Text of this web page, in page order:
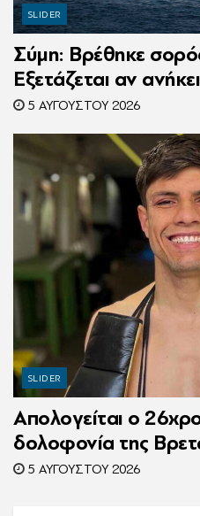
SLIDER
Σύμη: Βρέθηκε
Εξετάζεται αν
Γερμανό τουρίστα
5 ΑΥΓΟΎΣΤΟΥ 2026
SLIDER
Απολογείται ο
δολοφονία της
– Η ιστορία του είχε
5 ΑΥΓΟΎΣΤΟΥ 2026